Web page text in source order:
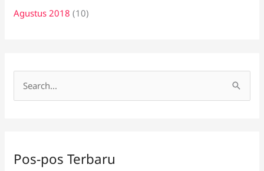
Agustus 2018 (10)
u
Pos-pos Terbaru